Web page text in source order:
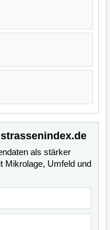
als stärker
Mikrolage, Umfeld und